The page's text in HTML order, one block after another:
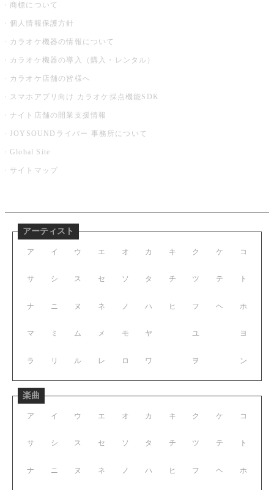
商標について
個人情報保護方針
カラオケ機器の情報について
カラオケ機器の導入（購入・レンタル）
カラオケ店舗の皆様へ
スマホアプリ向け カラオケ採点機能SDK
ナイト店舗の開業支援情報
JOYSOUNDライバー 事務所について
Global Site
サイトマップ
アーティスト
ア イ ウ エ オ
サ シ ス セ ソ
ナ ニ ヌ ネ ノ
マ ミ ム メ モ
ラ リ ル レ ロ
カ キ ク ケ コ
タ チ ツ テ ト
ハ ヒ フ ヘ ホ
ヤ ユ ヨ
ワ ヲ ン
楽曲
ア イ ウ エ オ
サ シ ス セ ソ
ナ ニ ヌ ネ ノ
カ キ ク ケ コ
タ チ ツ テ ト
ハ ヒ フ ヘ ホ